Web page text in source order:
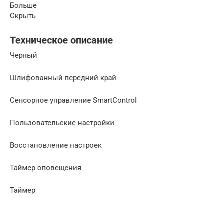
Больше
Скрыть
Техническое описание
Черный
Шлифованный передний край
Сенсорное управление SmartControl
Пользовательские настройки
Восстановление настроек
Таймер оповещения
Таймер